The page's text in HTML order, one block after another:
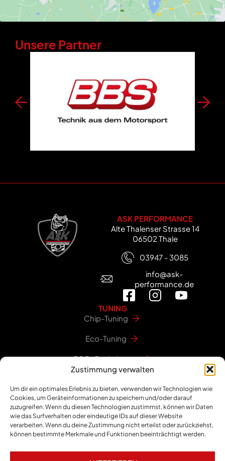
Zustimmung verwalten
Um dir ein optimales Erlebnis zu bieten, verwenden wir Technologien wie
Cookies, um Geräteinformationen zu speichern und/oder darauf
zuzugreifen. Wenn du diesen Technologien zustimmst, können wir Daten
wie das Surfverhalten oder eindeutige IDs auf dieser Website
verarbeiten. Wenn du deine Zustimmung nicht erteilst oder zurückziehst,
können bestimmte Merkmale und Funktionen beeinträchtigt werden.
Unsere Partner
ASK PERFORMANCE
Alte Thalenser Strasse 14
06502 Thale
03947 - 3085
info@ask-
performance.de
TUNING
Chip-Tuning
Eco-Tuning
DSG-Optimierung
MEHR
Über uns
Jobs